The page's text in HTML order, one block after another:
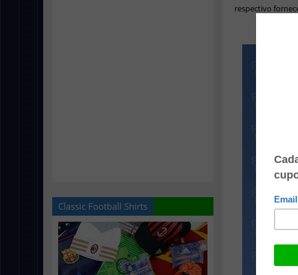
Classic Football Shirts
respectivo